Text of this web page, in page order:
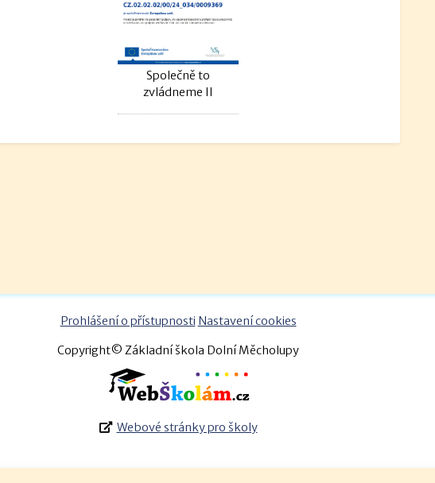
Společně to
zvládneme II
Prohlášení o přístupnosti Nastavení cookies
Copyright© Základní škola Dolní Měcholupy
Webové stránky pro školy